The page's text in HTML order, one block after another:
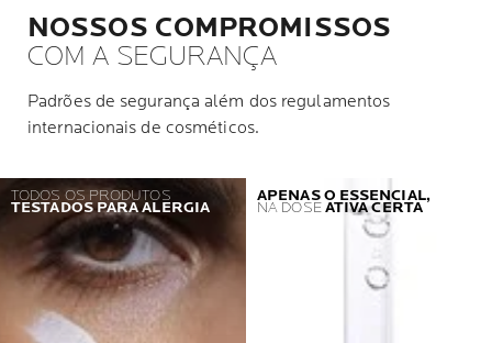
NOSSOS COMPROMISSOS
COM A SEGURANÇA
Padrões de segurança além dos regulamentos
internacionais de cosméticos.
TODOS OS PRODUTOS
TESTADOS PARA ALERGIA
APENAS O ESSENCIAL,
NA DOSEATIVA CERTA